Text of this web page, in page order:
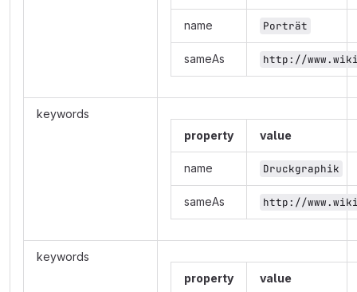
name Porträt
sameAs http://
keywords
property
value
name Druckgraphik
sameAs http://
keywords
property
value